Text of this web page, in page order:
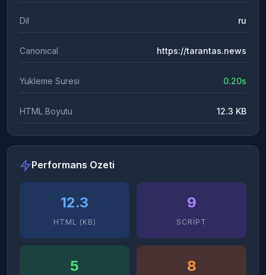
Dil ru
Canonical https://tarantas.news
Yukleme Suresi 0.20s
HTML Boyutu 12.3 KB
Performans Ozeti
12.3
HTML (KB)
9
SCRIPT
5 8